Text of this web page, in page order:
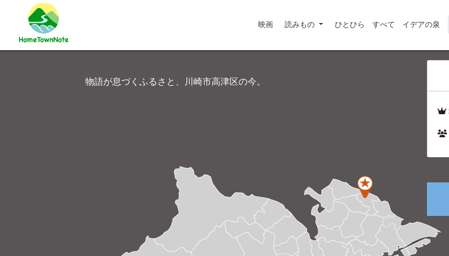
映画 読みもの ひとひら すべて イデアの泉
物語が息づくふるさと、川崎市高津区の今。